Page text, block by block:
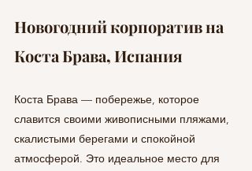
Новогодний корпоратив на
Коста Брава, Испания
Коста Брава — побережье, которое
славится своими живописными пляжами,
скалистыми берегами и спокойной
атмосферой. Это идеальное место для